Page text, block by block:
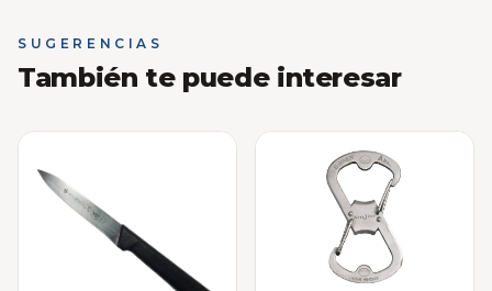
SUGERENCIAS
También te puede interesar